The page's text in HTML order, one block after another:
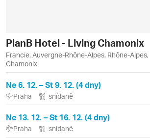
PlanB Hotel - Living Chamonix
Francie, Auvergne-Rhône-Alpes, Rhône-Alpes,
Chamonix
Ne 6. 12. – St 9. 12. (4 dny)
Praha snídaně
Ne 13. 12. – St 16. 12. (4 dny)
Praha snídaně